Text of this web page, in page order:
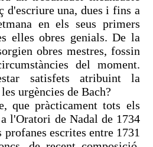
d'escriure una, dues i fins a
en els seus primers
elles obres genials. De la
obres mestres, fossin
del moment.
satisfets atribuint la
urgències de Bach?
que pràcticament tots els
l'Oratori de Nadal de 1734
profanes escrites entre 1731